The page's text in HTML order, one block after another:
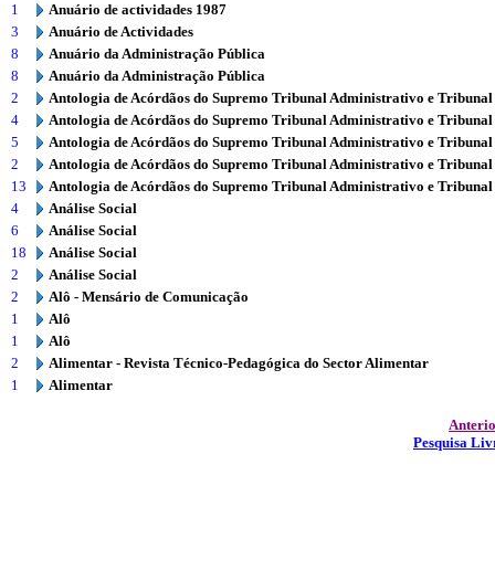
1
Anuário de actividades 1987
3
Anuário de Actividades
8
Anuário da Administração Pública
8
Anuário da Administração Pública
2
Antologia de Acórdãos do Supremo Tribunal Administrativo e
4
Antologia de Acórdãos do Supremo Tribunal Administrativo e
5
Antologia de Acórdãos do Supremo Tribunal Administrativo e
2
Antologia de Acórdãos do Supremo Tribunal Administrativo e
13
Antologia de Acórdãos do Supremo Tribunal Administrativo e
4
Análise Social
6
Análise Social
18
Análise Social
2
Análise Social
2
Alô - Mensário de Comunicação
1
Alô
1
Alô
2
Alimentar - Revista Técnico-Pedagógica do Sector Alimentar
1
Alimentar
Pesquisa